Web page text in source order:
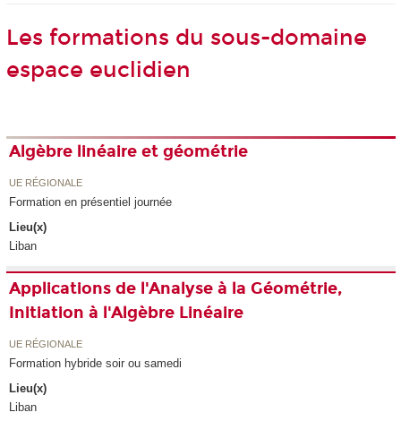
Les formations du sous-domaine
espace euclidien
Algèbre linéaire et géométrie
UE RÉGIONALE
Formation en présentiel journée
Lieu(x)
Liban
Applications de l'Analyse à la Géométrie,
Initiation à l'Algèbre Linéaire
UE RÉGIONALE
Formation hybride soir ou samedi
Lieu(x)
Liban